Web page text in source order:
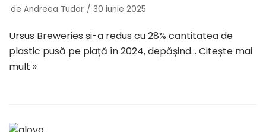
de Andreea Tudor 30 iunie 2025
Ursus Breweries și-a redus cu 28% cantitatea de
plastic pusă pe piață în 2024, depășind… Citește mai
mult »